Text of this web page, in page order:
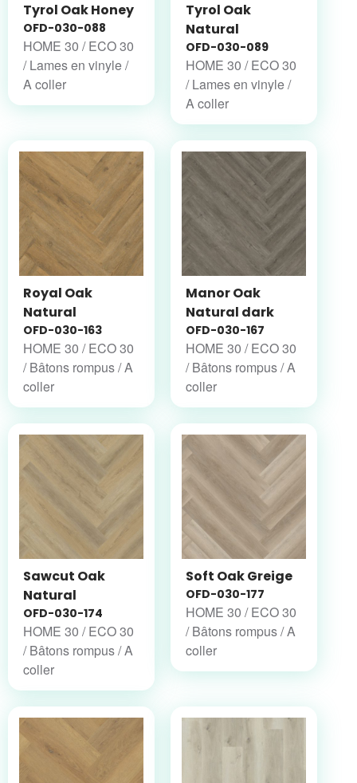
Tyrol Oak Honey
OFD-030-088
HOME 30 / ECO 30
/ Lames en vinyle /
A coller
Tyrol Oak
Natural
OFD-030-089
HOME 30 / ECO 30
/ Lames en vinyle /
A coller
Royal Oak
Natural
OFD-030-163
HOME 30 / ECO 30
/ Bâtons rompus / A
coller
Manor Oak
Natural dark
OFD-030-167
HOME 30 / ECO 30
/ Bâtons rompus / A
coller
Sawcut Oak
Natural
OFD-030-174
HOME 30 / ECO 30
/ Bâtons rompus / A
coller
Soft Oak Greige
OFD-030-177
HOME 30 / ECO 30
/ Bâtons rompus / A
coller